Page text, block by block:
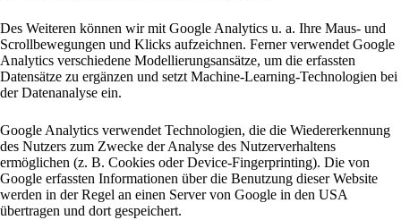
Des Weiteren können wir mit Google Analytics u. a. Ihre Maus- und
Scrollbewegungen und Klicks aufzeichnen. Ferner verwendet Google
Analytics verschiedene Modellierungsansätze, um die erfassten
Datensätze zu ergänzen und setzt Machine-Learning-Technologien bei
der Datenanalyse ein.
Google Analytics verwendet Technologien, die die Wiedererkennung
des Nutzers zum Zwecke der Analyse des Nutzerverhaltens
ermöglichen (z. B. Cookies oder Device-Fingerprinting). Die von
Google erfassten Informationen über die Benutzung dieser Website
werden in der Regel an einen Server von Google in den USA
übertragen und dort gespeichert.